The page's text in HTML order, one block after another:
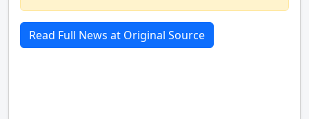
Read Full News at Original Source